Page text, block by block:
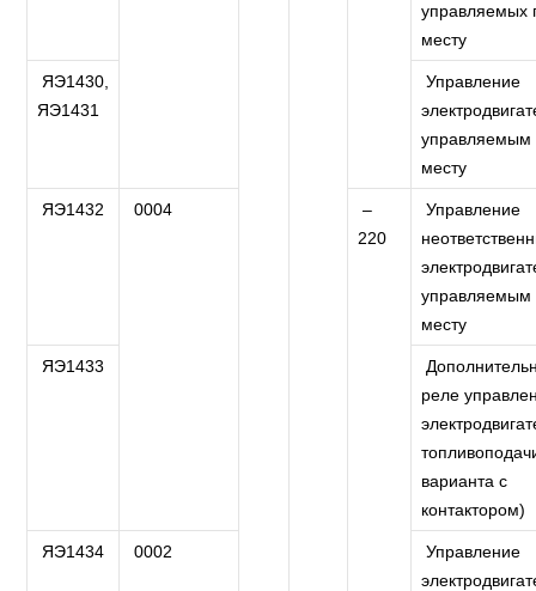
управляемых
месту
ЯЭ1430,
ЯЭ1431
Управление
управляемым
месту
ЯЭ1432 0004
–
220
Управление
управляемым
месту
ЯЭ1433
реле
варианта с
контактором)
ЯЭ1434 0002
Управление